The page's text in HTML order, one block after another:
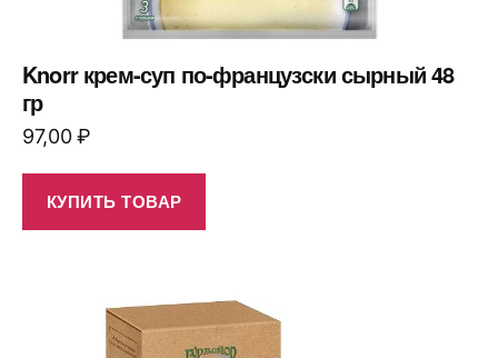
Knorr крем-суп по-французски сырный 48
гр
97,00₽
КУПИТЬ ТОВАР